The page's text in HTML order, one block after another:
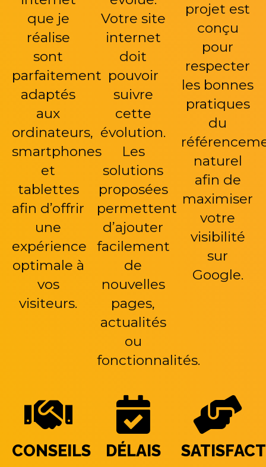
que je
réalise
sont
parfaitement
adaptés
aux
ordinateurs,
smartphones
et
tablettes
afin d’offrir
une
expérience
optimale à
vos
visiteurs.
Votre site
internet
doit
pouvoir
suivre
cette
évolution.
Les
solutions
proposées
permettent
d’ajouter
facilement
de
nouvelles
pages,
actualités
ou
fonctionnalités.
projet est
conçu
pour
respecter
les bonnes
pratiques
du
naturel
afin de
maximiser
votre
visibilité
sur
Google.
CONSEILS
DÉLAIS